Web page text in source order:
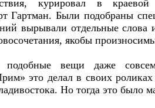
курировал в
Гартман. Были подобраны
вырывали отдельные слова
якобы
вещи даже
это делал в своих
Но тогда это было